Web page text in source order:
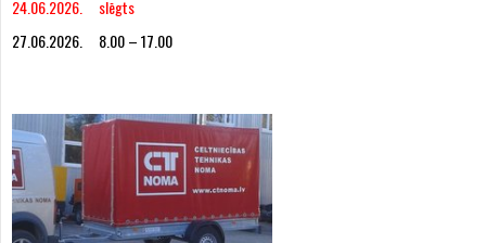
24.06.2026. slēgts
27.06.2026. 8.00 – 17.00